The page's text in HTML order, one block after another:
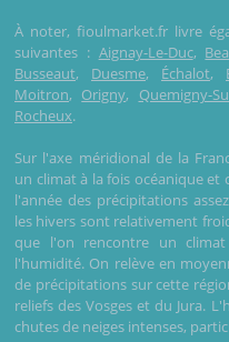
À noter, fioulmarket.fr livre
suivantes : Aignay-Le-Duc,
Busseaut, Duesme, Échalot,
Moitron, Origny, Quemigny-
Rocheux.
Sur l'axe méridional de la
un climat à la fois océanique
l'année des précipitations
les hivers sont relativement
que l'on rencontre un
l'humidité. On relève en
de précipitations sur cette
reliefs des Vosges et du Jura.
chutes de neiges intenses,